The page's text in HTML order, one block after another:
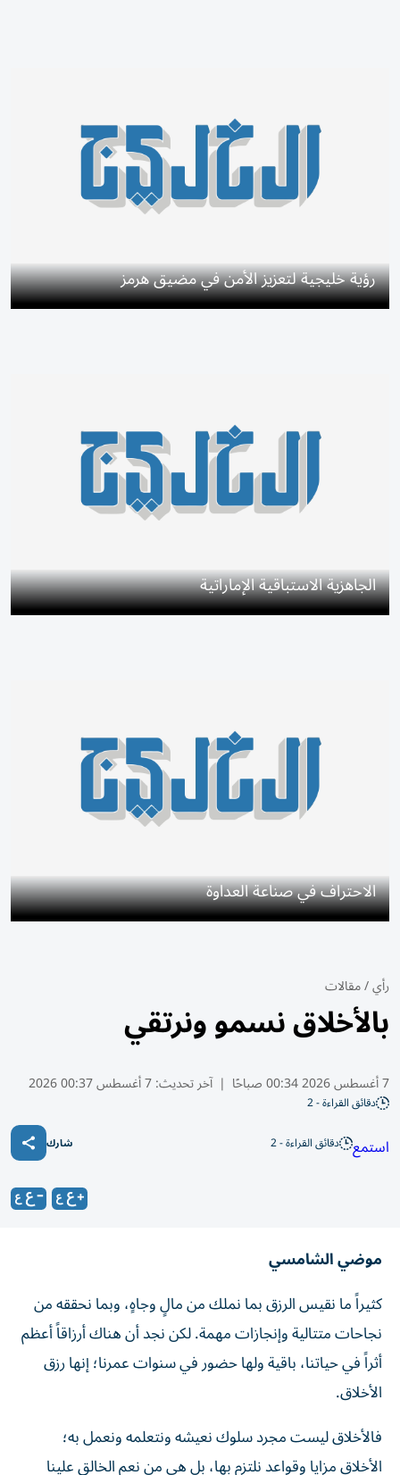
رؤية خليجية لتعزيز الأمن في مضيق هرمز
الجاهزية الاستباقية الإماراتية
الاحتراف في صناعة العداوة
رأي/مقالات
بالأخلاق نسمو ونرتقي
7 أغسطس 2026 00:34 صباحًا | آخر تحديث:7 أغسطس 00:37 2026
دقائق القراءة - 2
استمع دقائق القراءة - 2 شارك
موضي الشامسي
كثيراً ما نقيس الرزق بما نملك من مالٍ وجاهٍ، وبما نحققه من
نجاحات متتالية وإنجازات مهمة. لكن نجد أن هناك أرزاقاً أعظم
أثراً في حياتنا، باقية ولها حضور في سنوات عمرنا؛ إنها رزق
الأخلاق.
فالأخلاق ليست مجرد سلوك نعيشه ونتعلمه ونعمل به؛
الأخلاق مزايا وقواعد نلتزم بها، بل هي من نعم الخالق علينا